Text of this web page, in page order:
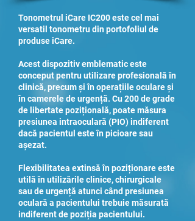
Tonometrul iCare IC200 este cel mai
versatil tonometru din portofoliul de
produse iCare.
Acest dispozitiv emblematic este
conceput pentru utilizare profesională în
clinică, precum și în operațiile oculare și
în camerele de urgență. Cu 200 de grade
de libertate pozițională, poate măsura
presiunea intraoculară (PIO) indiferent
dacă pacientul este în picioare sau
așezat.
Flexibilitatea extinsă în poziționare este
utilă în utilizările clinice, chirurgicale
sau de urgență atunci când presiunea
oculară a pacientului trebuie măsurată
indiferent de poziția pacientului.